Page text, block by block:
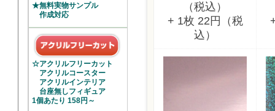
★無料実物サンプル
作成対応
☆アクリルフリーカット
アクリルコースター
アクリルインテリア
台座無しフィギュア
1個あたり 158円～
（税込）
+ 1枚 22円（税
込）